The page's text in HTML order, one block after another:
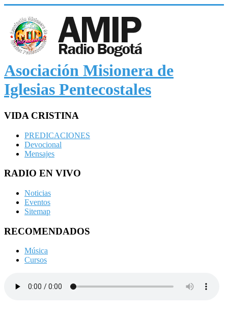
Asociación Misionera de
Iglesias Pentecostales
VIDA CRISTINA
PREDICACIONES
Devocional
Mensajes
RADIO EN VIVO
Noticias
Eventos
Sitemap
RECOMENDADOS
Música
Cursos